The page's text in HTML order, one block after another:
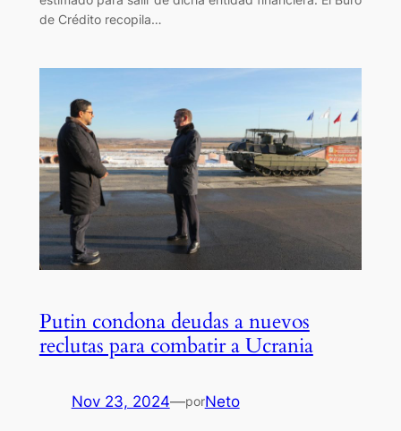
de Crédito recopila…
Putin condona deudas a nuevos
reclutas para combatir a Ucrania
Nov 23, 2024—porNeto